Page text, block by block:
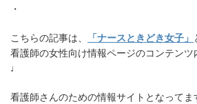
・
こちらの記事は、 「ナースときどき女子」
看護師の女性向け情報ページのコンテン
♩
看護師さんのための情報サイトとなってま